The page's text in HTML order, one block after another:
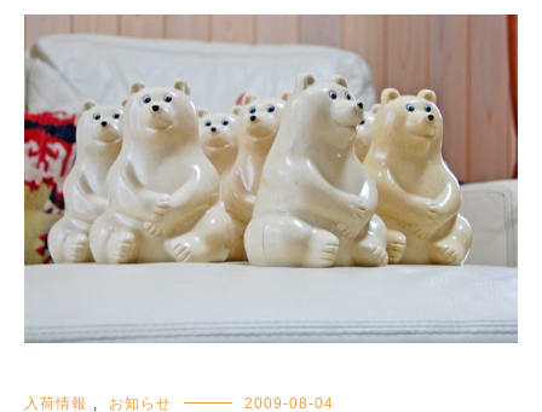
入荷情報 , お知らせ 2009-08-04